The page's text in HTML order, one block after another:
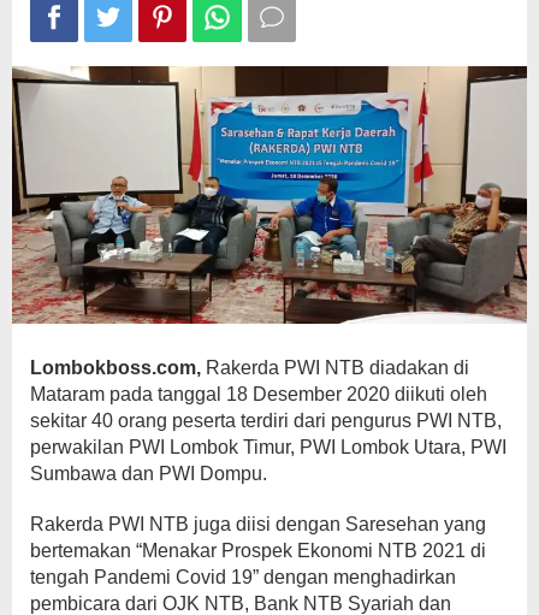
Lombokboss.com, Rakerda PWI NTB diadakan di
Mataram pada tanggal 18 Desember 2020 diikuti oleh
sekitar 40 orang peserta terdiri dari pengurus PWI NTB,
perwakilan PWI Lombok Timur, PWI Lombok Utara, PWI
Sumbawa dan PWI Dompu.
Rakerda PWI NTB juga diisi dengan Saresehan yang
bertemakan “Menakar Prospek Ekonomi NTB 2021 di
tengah Pandemi Covid 19” dengan menghadirkan
pembicara dari OJK NTB, Bank NTB Syariah dan